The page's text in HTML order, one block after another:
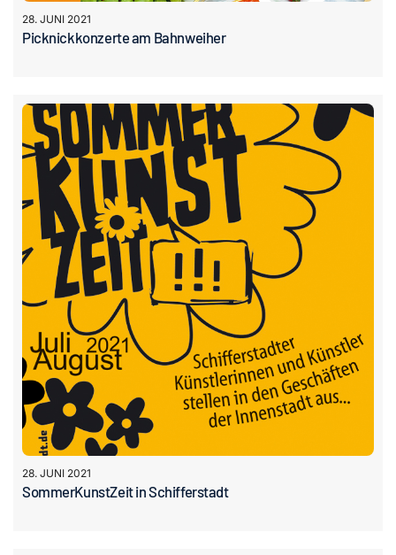
28. JUNI 2021
Picknickkonzerte am Bahnweiher
28. JUNI 2021
SommerKunstZeit in Schifferstadt